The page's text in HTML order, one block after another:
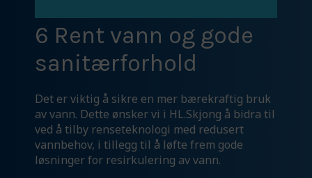
6 Rent vann og gode
sanitærforhold
Det er viktig å sikre en mer bærekraftig bruk
av vann. Dette ønsker vi i HL.Skjong å bidra til
ved å tilby renseteknologi med redusert
vannbehov, i tillegg til å løfte frem gode
løsninger for resirkulering av vann.